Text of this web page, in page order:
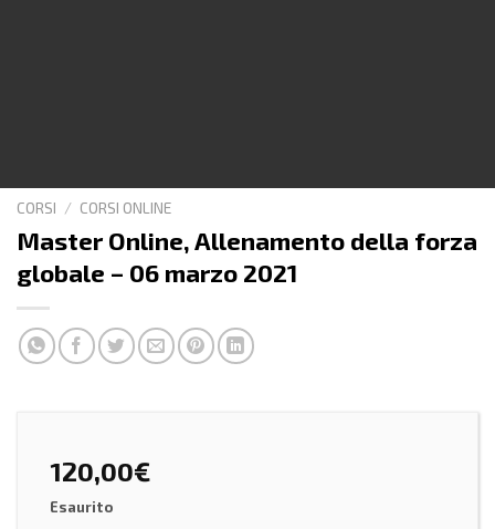
CORSI / CORSI ONLINE
Master Online, Allenamento della forza
globale – 06 marzo 2021
120,00€
Esaurito